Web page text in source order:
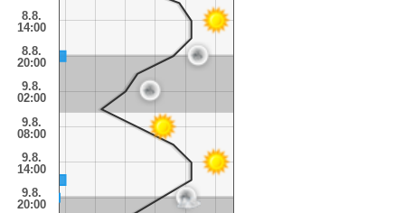
8.8.
14:00
8.8.
20:00
9.8.
02:00
9.8.
08:00
9.8.
14:00
9.8.
20:00